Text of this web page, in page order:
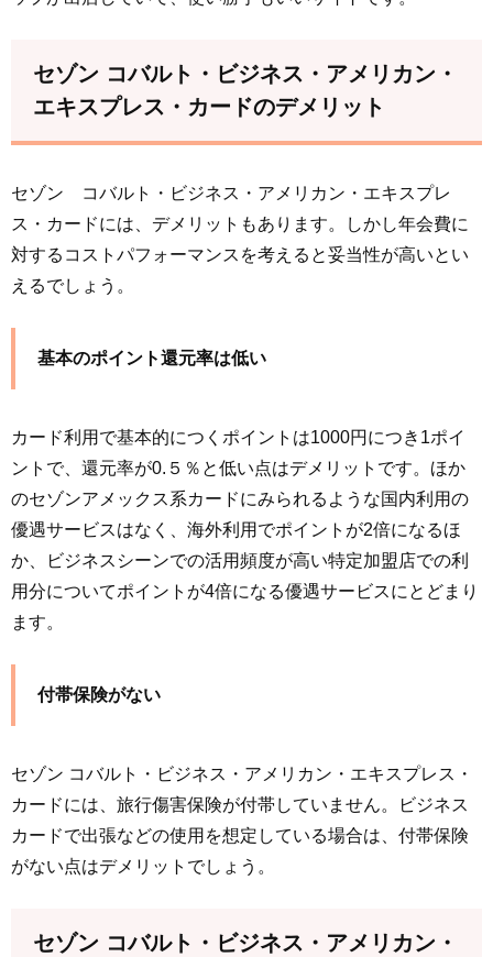
セゾン コバルト・ビジネス・アメリカン・
エキスプレス・カードのデメリット
セゾン コバルト・ビジネス・アメリカン・エキスプレ
ス・カードには、デメリットもあります。しかし年会費に
対するコストパフォーマンスを考えると妥当性が高いとい
えるでしょう。
基本のポイント還元率は低い
カード利用で基本的につくポイントは1000円につき1ポイ
ントで、還元率が0.５％と低い点はデメリットです。ほか
のセゾンアメックス系カードにみられるような国内利用の
優遇サービスはなく、海外利用でポイントが2倍になるほ
か、ビジネスシーンでの活用頻度が高い特定加盟店での利
用分についてポイントが4倍になる優遇サービスにとどまり
ます。
付帯保険がない
セゾン コバルト・ビジネス・アメリカン・エキスプレス・
カードには、旅行傷害保険が付帯していません。ビジネス
カードで出張などの使用を想定している場合は、付帯保険
がない点はデメリットでしょう。
セゾン コバルト・ビジネス・アメリカン・